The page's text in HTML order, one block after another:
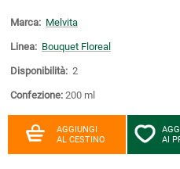
Marca: Melvita
Linea: Bouquet Floreal
Disponibilità: 2
Confezione: 200 ml
AGGIUNGI
AL CESTINO
AI